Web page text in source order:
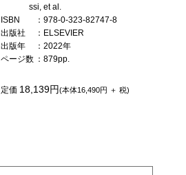
ssi, et al.
ISBN
：978-0-323-82747-8
出版社
：ELSEVIER
出版年
：2022年
ページ数 ：879pp.
定価 18,139円(本体16,490円 ＋ 税)